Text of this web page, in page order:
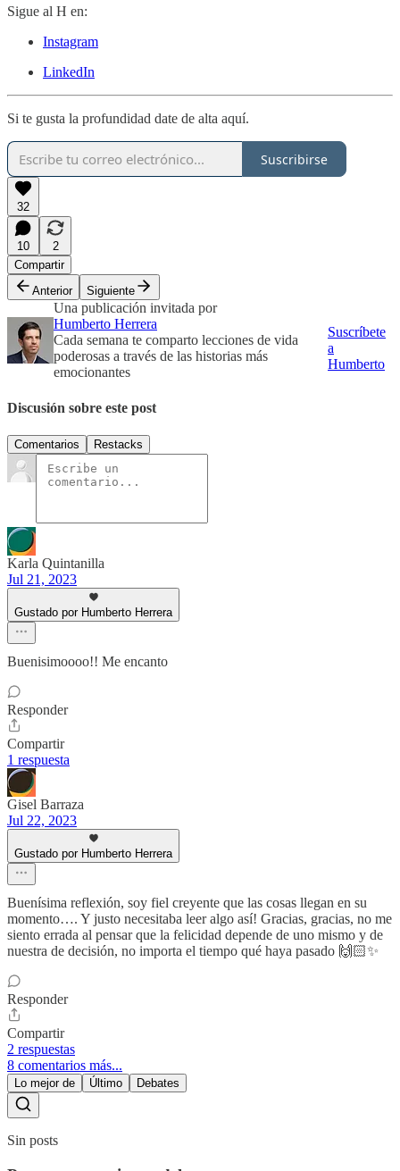
Sigue al H en:
Instagram
LinkedIn
Si te gusta la profundidad date de alta aquí.
Suscribirse
32
10
2
Compartir
Anterior
Siguiente
Una publicación invitada por
Humberto Herrera
Cada semana te comparto lecciones de vida
poderosas a través de las historias más
emocionantes
Suscríbete
a
Humberto
Discusión sobre este post
Comentarios Restacks
Karla Quintanilla
Jul 21, 2023
Gustado por Humberto Herrera
Buenisimoooo!! Me encanto
Responder
Compartir
1 respuesta
Gisel Barraza
Jul 22, 2023
Gustado por Humberto Herrera
Buenísima reflexión, soy fiel creyente que las cosas llegan en su
momento…. Y justo necesitaba leer algo así! Gracias, gracias, no me
siento errada al pensar que la felicidad depende de uno mismo y de
nuestra de decisión, no importa el tiempo qué haya pasado 🙌🏻✨
Responder
Compartir
2 respuestas
8 comentarios más...
Lo mejor de Último Debates
Sin posts